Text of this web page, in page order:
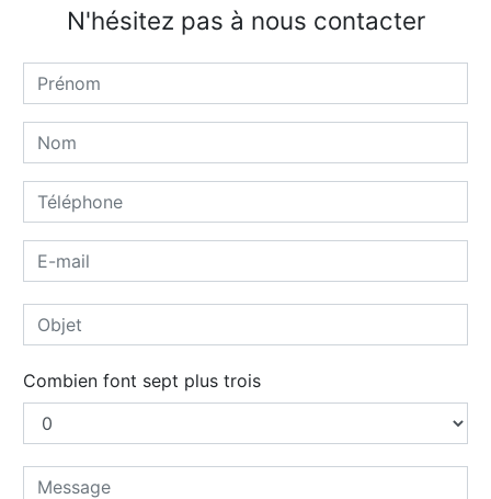
N'hésitez pas à nous contacter
Combien font sept plus trois